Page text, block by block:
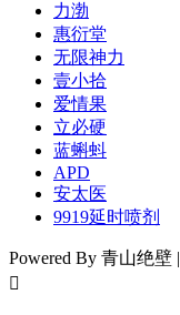
力渤
惠衍堂
无限神力
壹小拾
爱情果
立必硬
蓝蝌蚪
APD
安太医
9919延时喷剂
Powered By 青山绝壁 |
󦘖